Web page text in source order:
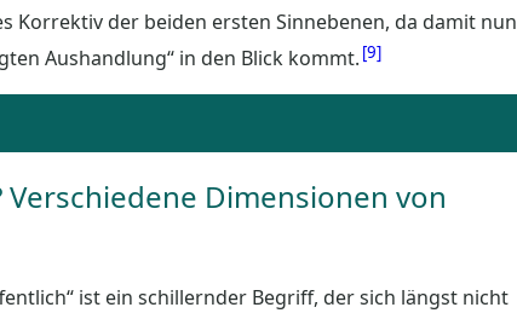
Korrektiv der beiden ersten Sinnebenen, da damit nun
Aushandlung“ in den Blick kommt. 9
Dimensionen von
ist ein schillernder Begriff, der sich längst nicht